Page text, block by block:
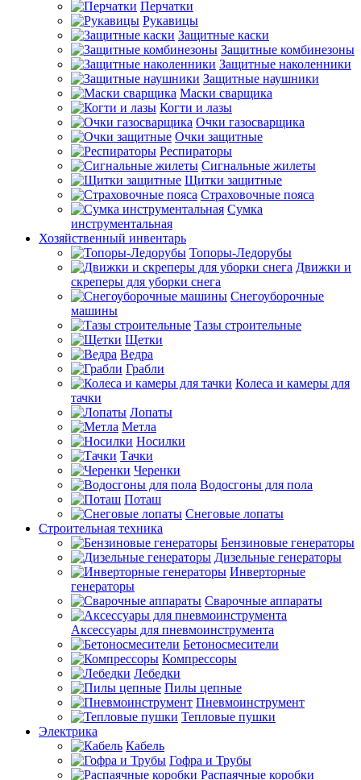
Перчатки
Рукавицы
Защитные каски
Защитные комбинезоны
Защитные наколенники
Защитные наушники
Маски сварщика
Когти и лазы
Очки газосварщика
Очки защитные
Респираторы
Сигнальные жилеты
Щитки защитные
Страховочные пояса
Сумка
инструментальная
Хозяйственный инвентарь
Топоры-Ледорубы
Движки и
скреперы для уборки снега
Снегоуборочные
машины
Тазы строительные
Щетки
Ведра
Грабли
Колеса и камеры для
тачки
Лопаты
Метла
Носилки
Тачки
Черенки
Водосгоны для пола
Поташ
Снеговые лопаты
Строительная техника
Бензиновые генераторы
Дизельные генераторы
Инверторные
генераторы
Сварочные аппараты
Аксессуары для пневмоинструмента
Бетоносмесители
Компрессоры
Лебедки
Пилы цепные
Пневмоинструмент
Тепловые пушки
Электрика
Кабель
Гофра и Трубы
Распаячные коробки